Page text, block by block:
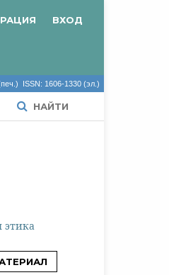
ISSN: 1606-1330 (эл.)
НАЙТИ
ВХОД
этика